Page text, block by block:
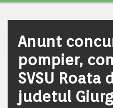
Anunt
pompier,
SVSU Roata
judetul